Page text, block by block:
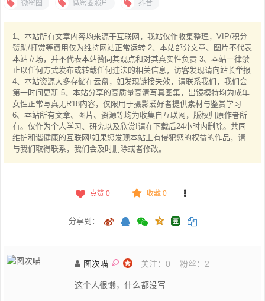
微密圈 微密圈照片 抖音
1、本站所有文章内容均来源于互联网，我站仅作收集整理，VIP/积分
赞助/打赏等费用仅为维持网站正常运转 2、本站部分文章、图片不代表
本站立场，并不代表本站赞同其观点和对其真实性负责 3、本站一律禁
止以任何方式发布或转载任何违法的相关信息，访客发现请向站长举报
4、本站资源大多存储在云盘，如发现链接失效，请联系我们，我们会
第一时间更新 5、本站分享的高质量高清写真图集，出镜模特均为成年
女性正常写真无R18内容，仅限用于摄影爱好者提供素材与鉴赏学习
6、本站所有文章、图片、资源等均为收集自互联网，版权归原作者所
有。仅作为个人学习、研究以及欣赏!请在下载后24小时内删除。共同
维护和谐健康的互联网!如果您发现本站上有侵犯您的权益的作品，请
与我们取得联系，我们会及时删除或者修改。
点赞 0 收藏 0
分享到：
图次喵 关注： 0 粉丝： 2
这个人很懒，什么都没写